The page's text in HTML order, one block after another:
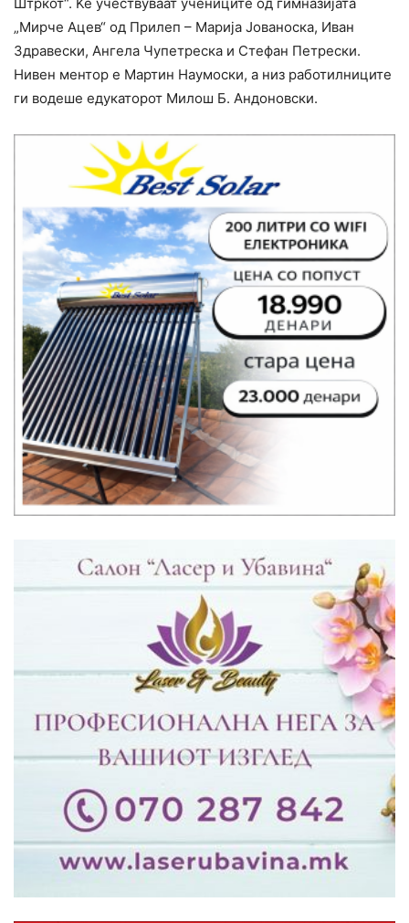
„Мирче Ацев“ од Прилеп – Марија Јованоска, Иван
Здравески, Ангела Чупетреска и Стефан Петрески.
Нивен ментор е Мартин Наумоски, а низ работилниците
ги водеше едукаторот Милош Б. Андоновски.